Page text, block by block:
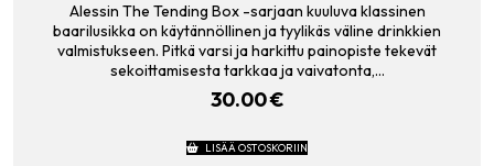
Alessin The Tending Box -sarjaan kuuluva klassinen
baarilusikka on käytännöllinen ja tyylikäs väline drinkkien
valmistukseen. Pitkä varsi ja harkittu painopiste tekevät
sekoittamisesta tarkkaa ja vaivatonta,…
30.00€
LISÄÄ OSTOSKORIIN